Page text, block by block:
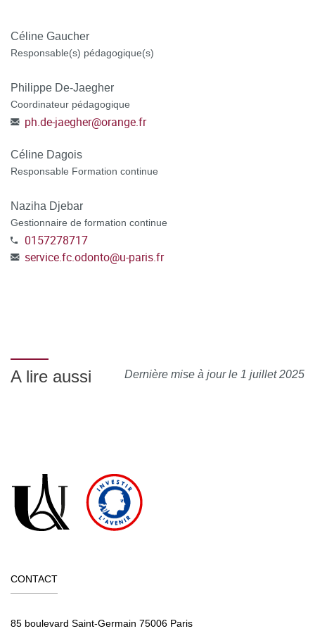
demandeur d'emploi, votre agence de rattachement et
sélectionner le mode de financement POLE EMPLOI au
POSTULER A LA FORMATION en vous connectant à la
plateforme C@nditOnLine(lien cliquable)
Céline Gaucher
Responsable(s) pédagogique(s)
Philippe De-Jaegher
Coordinateur pédagogique
ph.de-jaegher@orange.fr
Céline Dagois
Responsable Formation continue
Naziha Djebar
Gestionnaire de formation continue
0157278717
service.fc.odonto@u-paris.fr
Dernière mise à jour le 1 juillet 2025
A lire aussi
CONTACT
85 boulevard Saint-Germain 75006 Paris